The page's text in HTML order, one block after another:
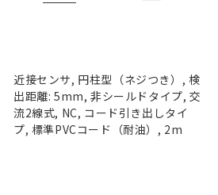
近接センサ, 円柱型（ネジつき）, 検
出距離: 5mm, 非シールドタイプ, 交
流2線式, NC, コード引き出しタイ
プ, 標準PVCコード（耐油）, 2m